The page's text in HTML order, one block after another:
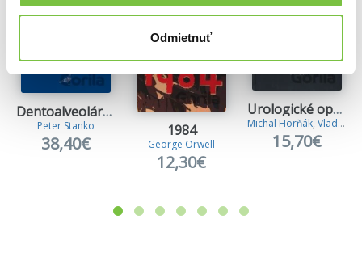
Odmietnuť
Dentoalveolárna a maxilofaciálna chirurgia
Peter Stanko
38,40€
1984
George Orwell
12,30€
Urologické operácie
Michal Horňák, Vladimír Zvara
15,70€